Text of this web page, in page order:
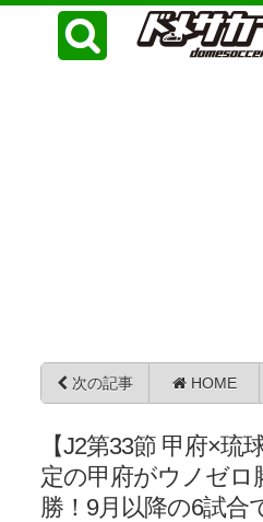
次の記事 HOME
【J2第33節 甲府×琉
定の甲府がウノゼロ
勝！9月以降の6試合